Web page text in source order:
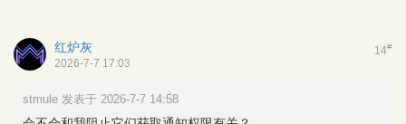
14#
红炉灰
2026-7-7 17:03
stmule 发表于 2026-7-7 14:58